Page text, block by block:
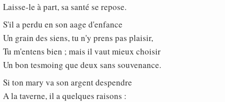
Laisse-le à part, sa santé se repose.
S'il a perdu en son aage d'enfance
Un grain des siens, tu n'y prens pas plaisir,
Tu m'entens bien ; mais il vaut mieux choisir
Un bon tesmoing que deux sans souvenance.
Si ton mary va son argent despendre
A la taverne, il a quelques raisons :